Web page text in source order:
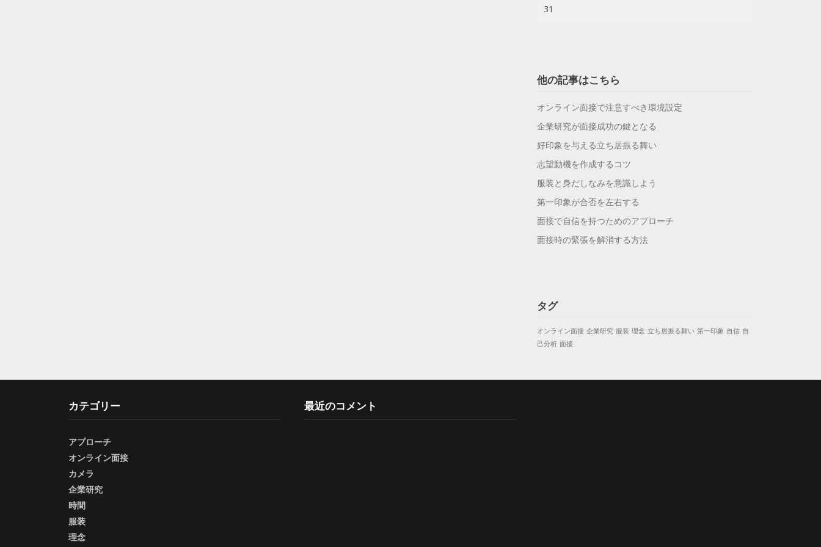
31
他の記事はこちら
オンライン面接で注意すべき環境設定
企業研究が面接成功の鍵となる
好印象を与える立ち居振る舞い
志望動機を作成するコツ
服装と身だしなみを意識しよう
第一印象が合否を左右する
面接で自信を持つためのアプローチ
面接時の緊張を解消する方法
タグ
オンライン面接 企業研究 服装 理念 立ち居振る舞い 第一印象 自信 自
己分析 面接
カテゴリー
アプローチ
オンライン面接
カメラ
企業研究
時間
服装
理念
最近のコメント